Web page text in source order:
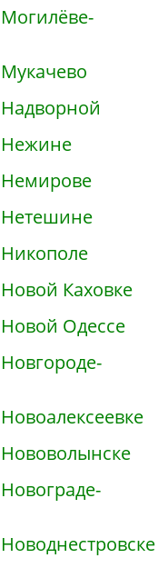
Нежине
Немирове
Нетешине
Каховке
Одессе